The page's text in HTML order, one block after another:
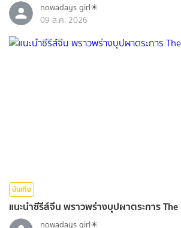
nowadays girl☀︎︎
09 ส.ค. 2026
บันเทิง
แนะนำซีรีส์จีน พราวพร่างบุปผาตระการ
nowadays girl☀︎︎